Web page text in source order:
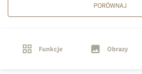
PORÓWNAJ
Funkcje Obrazy